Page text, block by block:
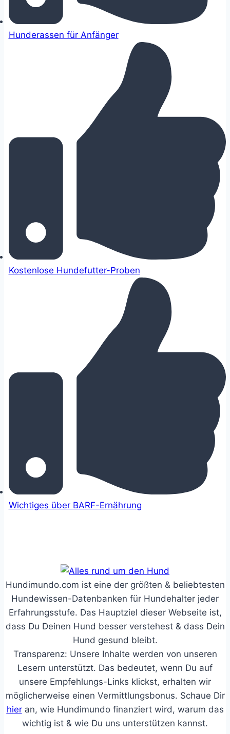
Hunderassen für Anfänger
Kostenlose Hundefutter-Proben
Wichtiges über BARF-Ernährung
Hundimundo.com ist eine der größten & beliebtesten
Hundewissen-Datenbanken für Hundehalter jeder
Erfahrungsstufe. Das Hauptziel dieser Webseite ist,
dass Du Deinen Hund besser verstehest & dass Dein
Hund gesund bleibt.
Transparenz: Unsere Inhalte werden von unseren
Lesern unterstützt. Das bedeutet, wenn Du auf
unsere Empfehlungs-Links klickst, erhalten wir
möglicherweise einen Vermittlungsbonus. Schaue Dir
hieran, wie Hundimundo finanziert wird, warum das
wichtig ist & wie Du uns unterstützen kannst.